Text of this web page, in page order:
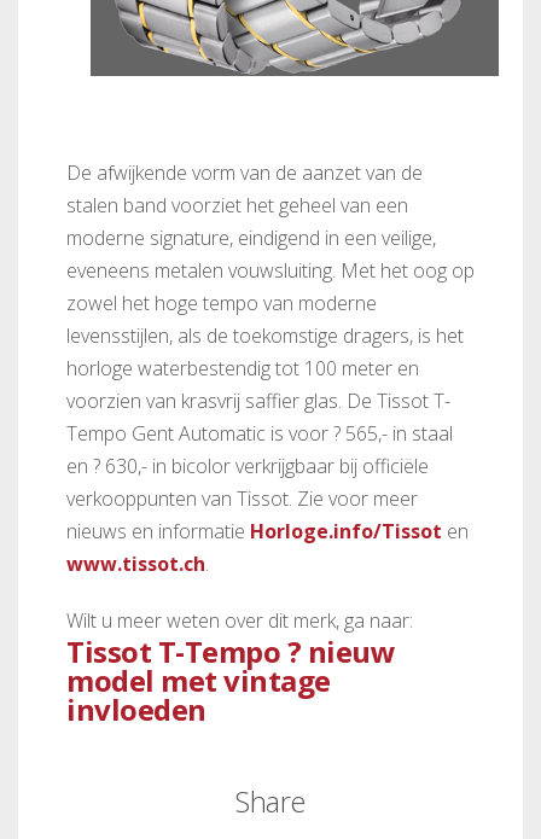
De afwijkende vorm van de aanzet van de
stalen band voorziet het geheel van een
moderne signature, eindigend in een veilige,
eveneens metalen vouwsluiting. Met het oog op
zowel het hoge tempo van moderne
levensstijlen, als de toekomstige dragers, is het
horloge waterbestendig tot 100 meter en
voorzien van krasvrij saffier glas. De Tissot T-
Tempo Gent Automatic is voor ? 565,- in staal
en ? 630,- in bicolor verkrijgbaar bij officiële
verkooppunten van Tissot. Zie voor meer
nieuws en informatie Horloge.info/Tissot en
www.tissot.ch.
Wilt u meer weten over dit merk, ga naar:
Tissot T-Tempo ? nieuw
model met vintage
invloeden
Share